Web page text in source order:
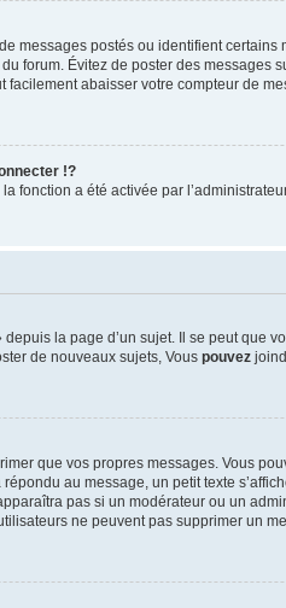
messages postés ou identifient
forum. Évitez de poster des
abaisser votre compteur de
!?
fonction a été activée par
la page d’un sujet. Il se peut que
de nouveaux sujets, Vous pouvez
que vos propres messages. Vous
au message, un petit texte
pas si un modérateur ou un
ne peuvent pas supprimer un